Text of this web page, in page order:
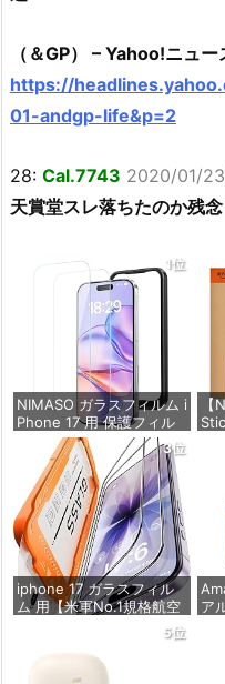
（＆GP） – Yahoo!ニュー
https://
01-andgp-life&p=2
28: Cal.7743 2020/01/
天賞堂スレ落ちたのか残念
1位
NIMASO ガラスフィルム i
Phone 17 用 保護フィル
ム 強化ガラス 耐衝撃 高
透過率 指紋防止 貼りやす
い ガイド枠付き | いPhon
e17 (6.3インチ) 対応 2枚
セット DSP25F1698
価格：¥1,599
プ
3位
iphone 17 ガラスフィル
ム 用【米軍No.1規格航空
材料&独創的なガイド枠】
2枚セット 全面保護 最強
硬度10H 耐衝撃 | いphon
e17 保護フィルム 気泡な
ア
5位